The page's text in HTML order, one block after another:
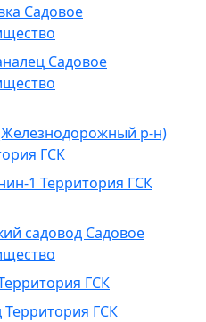
Садовое
Садовое
р-н)
ГСК
1 Территория ГСК
садовод Садовое
ГСК
Территория ГСК